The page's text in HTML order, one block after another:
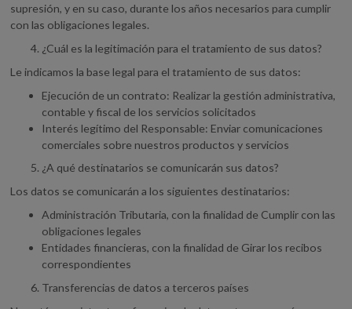
supresión, y en su caso, durante los años necesarios para cumplir
con las obligaciones legales.
¿Cuál es la legitimación para el tratamiento de sus datos?
Le indicamos la base legal para el tratamiento de sus datos:
Ejecución de un contrato: Realizar la gestión administrativa,
contable y fiscal de los servicios solicitados
Interés legítimo del Responsable: Enviar comunicaciones
comerciales sobre nuestros productos y servicios
¿A qué destinatarios se comunicarán sus datos?
Los datos se comunicarán a los siguientes destinatarios:
Administración Tributaria, con la finalidad de Cumplir con las
obligaciones legales
Entidades financieras, con la finalidad de Girar los recibos
correspondientes
Transferencias de datos a terceros países